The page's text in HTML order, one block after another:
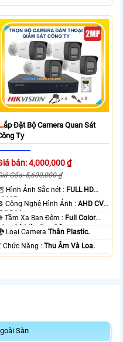
Ắp Đặt Bộ Camera Quan Sát
Ty
bán: 4,000,000 ₫
Gốc: 5,600,000 ₫
🦉 Hình Ảnh Sắc nét : FULL HD
.
⚙ Công Nghệ Hình Ảnh :AHD CVI
BCS.
❈ Tầm Xa Ban Đêm : Full Color
Có Màu Ban Ðêm.
🐉️ Loại CameraThân Plastic.
️₤ Chức Năng :Thu Âm Và Loa.
Sàn